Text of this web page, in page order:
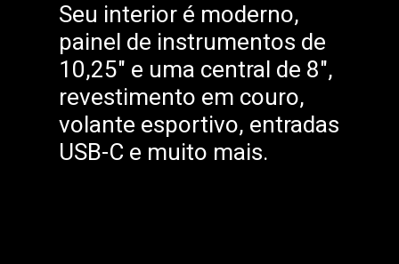
Seu interior é moderno,
painel de instrumentos de
10,25" e uma central de 8",
revestimento em couro,
volante esportivo, entradas
USB-C e muito mais.